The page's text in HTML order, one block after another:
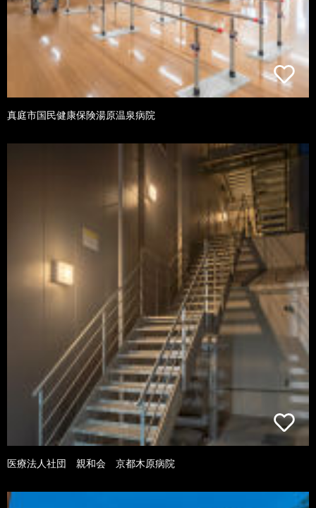
真庭市国民健康保険湯原温泉病院
医療法人社団 親和会 京都木原病院